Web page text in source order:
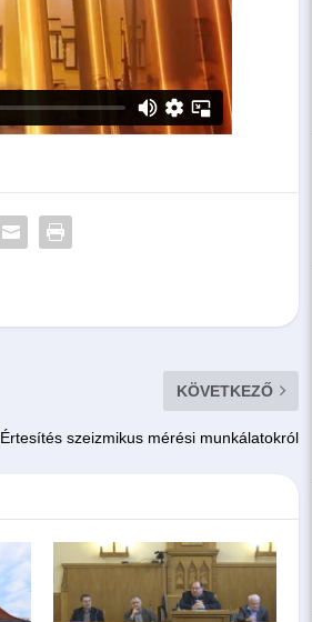
KÖVETKEZŐ
Értesítés szeizmikus mérési munkálatokról